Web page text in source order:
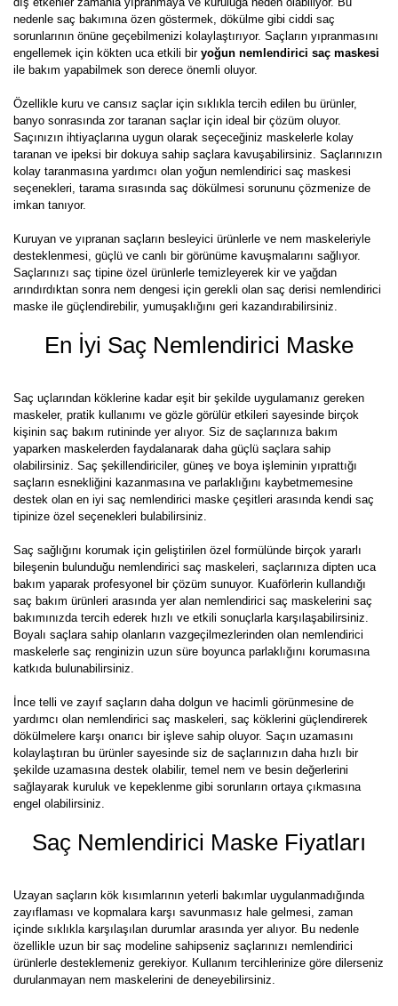
nedenle saç bakımına özen göstermek, dökülme gibi ciddi saç
sorunlarının önüne geçebilmenizi kolaylaştırıyor. Saçların yıpranmasını
engellemek için kökten uca etkili bir yoğun nemlendirici saç maskesi
ile bakım yapabilmek son derece önemli oluyor.
Özellikle kuru ve cansız saçlar için sıklıkla tercih edilen bu ürünler,
banyo sonrasında zor taranan saçlar için ideal bir çözüm oluyor.
Saçınızın ihtiyaçlarına uygun olarak seçeceğiniz maskelerle kolay
taranan ve ipeksi bir dokuya sahip saçlara kavuşabilirsiniz. Saçlarınızın
kolay taranmasına yardımcı olan yoğun nemlendirici saç maskesi
seçenekleri, tarama sırasında saç dökülmesi sorununu çözmenize de
imkan tanıyor.
Kuruyan ve yıpranan saçların besleyici ürünlerle ve nem maskeleriyle
desteklenmesi, güçlü ve canlı bir görünüme kavuşmalarını sağlıyor.
Saçlarınızı saç tipine özel ürünlerle temizleyerek kir ve yağdan
arındırdıktan sonra nem dengesi için gerekli olan saç derisi nemlendirici
maske ile güçlendirebilir, yumuşaklığını geri kazandırabilirsiniz.
En İyi Saç Nemlendirici Maske
Saç uçlarından köklerine kadar eşit bir şekilde uygulamanız gereken
maskeler, pratik kullanımı ve gözle görülür etkileri sayesinde birçok
kişinin saç bakım rutininde yer alıyor. Siz de saçlarınıza bakım
yaparken maskelerden faydalanarak daha güçlü saçlara sahip
olabilirsiniz. Saç şekillendiriciler, güneş ve boya işleminin yıprattığı
saçların esnekliğini kazanmasına ve parlaklığını kaybetmemesine
destek olan en iyi saç nemlendirici maske çeşitleri arasında kendi saç
tipinize özel seçenekleri bulabilirsiniz.
Saç sağlığını korumak için geliştirilen özel formülünde birçok yararlı
bileşenin bulunduğu nemlendirici saç maskeleri, saçlarınıza dipten uca
bakım yaparak profesyonel bir çözüm sunuyor. Kuaförlerin kullandığı
saç bakım ürünleri arasında yer alan nemlendirici saç maskelerini saç
bakımınızda tercih ederek hızlı ve etkili sonuçlarla karşılaşabilirsiniz.
Boyalı saçlara sahip olanların vazgeçilmezlerinden olan nemlendirici
maskelerle saç renginizin uzun süre boyunca parlaklığını korumasına
katkıda bulunabilirsiniz.
İnce telli ve zayıf saçların daha dolgun ve hacimli görünmesine de
yardımcı olan nemlendirici saç maskeleri, saç köklerini güçlendirerek
dökülmelere karşı onarıcı bir işleve sahip oluyor. Saçın uzamasını
kolaylaştıran bu ürünler sayesinde siz de saçlarınızın daha hızlı bir
şekilde uzamasına destek olabilir, temel nem ve besin değerlerini
sağlayarak kuruluk ve kepeklenme gibi sorunların ortaya çıkmasına
engel olabilirsiniz.
Saç Nemlendirici Maske Fiyatları
Uzayan saçların kök kısımlarının yeterli bakımlar uygulanmadığında
zayıflaması ve kopmalara karşı savunmasız hale gelmesi, zaman
içinde sıklıkla karşılaşılan durumlar arasında yer alıyor. Bu nedenle
özellikle uzun bir saç modeline sahipseniz saçlarınızı nemlendirici
ürünlerle desteklemeniz gerekiyor. Kullanım tercihlerinize göre dilerseniz
durulanmayan nem maskelerini de deneyebilirsiniz.